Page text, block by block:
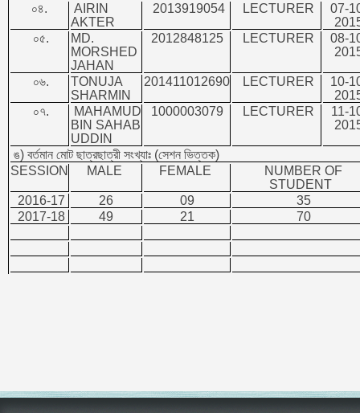
০৪.
AIRIN
AKTER
2013919054 LECTURER
07-
০৫.
MD.
MORSHED
JAHAN
2012848125 LECTURER
08-
০৬.
TONUJA
SHARMIN
201411012690 LECTURER
10-
০৭.
MAHAMUD
BIN SAHAB
UDDIN
1000003079 LECTURER
11-
ঙ) বর্তমান মোট ছাত্রছাত্রী সংখ্যাঃ (সেশন ভিত্তক)
SESSION
MALE FEMALE
NUMBER OF
STUDENT
2016-17
26 09
35
2017-18
49 21 70